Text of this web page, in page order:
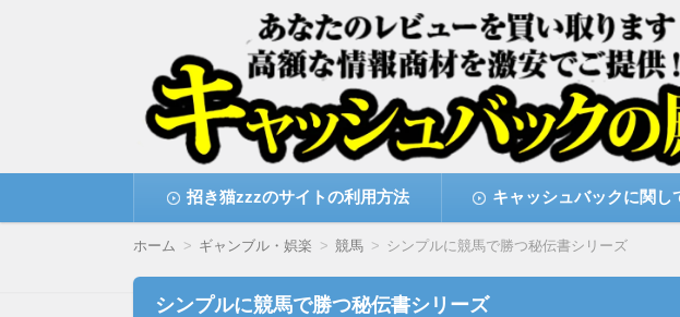
情報商材激安サイト・キャッシュ
高額な情報商材をレビューを買い取ることで激安で購入できます
テ
招き猫zzzのサイトの利用方法 キャッシュバックに関し
ホーム ギャンブル・娯楽 競馬 シンプルに競馬で勝つ秘伝書シリーズ
シンプルに競馬で勝つ秘伝書シリーズ